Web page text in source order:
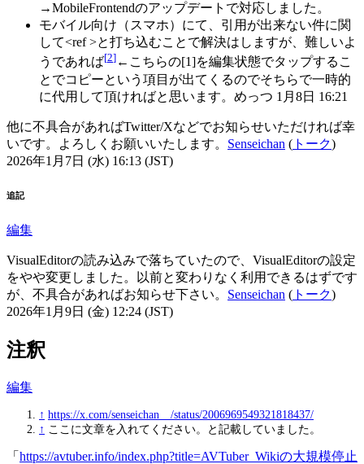
→MobileFrontendのアップデートで対応しました。
モバイル向け（スマホ）にて、引用が出来ない件に関
して<ref >と打ち込むことで解決はしますが、難しいよ
うであれば[2] ←こちらの[1]を編集状態でタップするこ
とでコピーという項目が出てくるのでそちらで一時的
に代用して頂ければと思います。めっつ 1月8日 16:21
他に不具合があればTwitter/Xなどでお知らせいただければ幸
いです。よろしくお願いいたします。 Senseichan ( トーク)
2026年1月7日 (水) 16:13 (JST)
追記
編集
VisualEditorの読み込みで落ちていたので、VisualEditorの設定
をやや変更しました。以前と変わりなく利用できるはずです
が、不具合があればお知らせ下さい。 Senseichan ( トーク)
2026年1月9日 (金) 12:24 (JST)
注釈
編集
↑ https://x.com/senseichan__/status/2006969549321818437/
↑ ここに文章を入れてください。と記載していました。
「 https://avtuber.info/index.php?title=AVTuber_Wikiの大規模停止